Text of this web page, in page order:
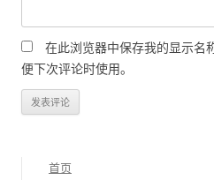
在此浏览器中保存我的显示名
便下次评论时使用。
首页